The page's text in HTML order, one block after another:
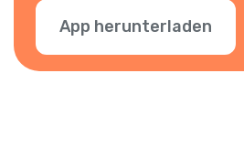
App herunterladen